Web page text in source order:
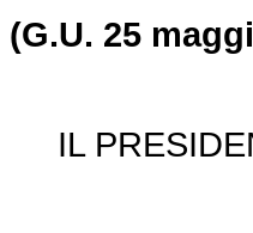
(G.U. 25
IL